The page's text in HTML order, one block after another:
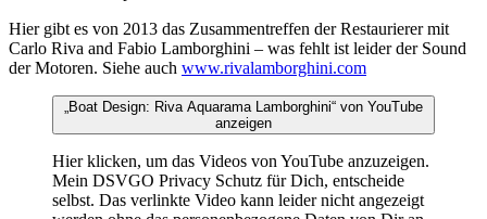
Hier gibt es von 2013 das Zusammentreffen der Restaurierer mit
Carlo Riva and Fabio Lamborghini – was fehlt ist leider der Sound
der Motoren. Siehe auch www.rivalamborghini.com
„Boat Design: Riva Aquarama Lamborghini“ von YouTube
anzeigen
Hier klicken, um das Videos von YouTube anzuzeigen.
Mein DSVGO Privacy Schutz für Dich, entscheide
selbst. Das verlinkte Video kann leider nicht angezeigt